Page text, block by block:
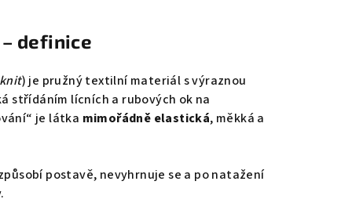
definice
) je pružný textilní materiál s výraznou
střídáním lícních a rubových ok na
je látka mimořádně elastická, měkká a
postavě, nevyhrnuje se a po natažení